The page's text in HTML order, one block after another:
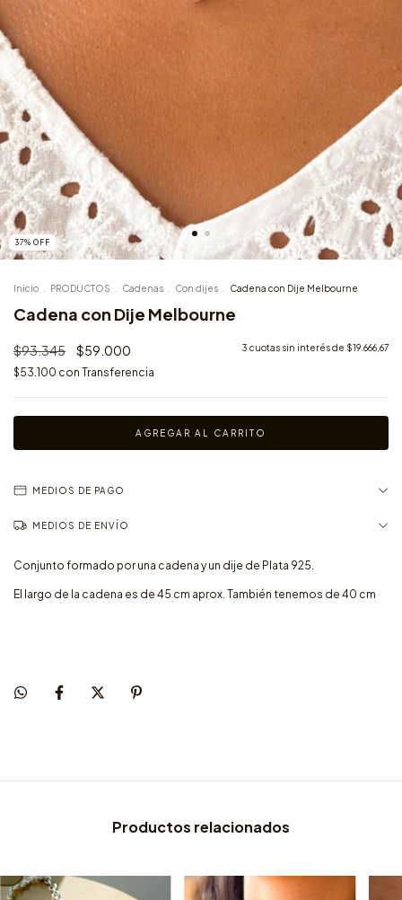
37% OFF
Inicio PRODUCTOS Cadenas Con dijes Cadena con Dije Melbourne
Cadena con Dije Melbourne
$93.345 $59.000 3 cuotas sin interés de $19.666,67
$53.100 con Transferencia
MEDIOS DE PAGO
MEDIOS DE ENVÍO
Conjunto formado por una cadena y un dije de Plata 925.
El largo de la cadena es de 45 cm aprox. También tenemos de 40 cm
Productos relacionados